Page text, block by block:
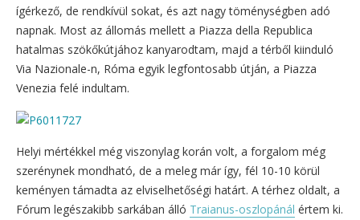
ígérkező, de rendkívül sokat, és azt nagy töménységben adó
napnak. Most az állomás mellett a Piazza della Republica
hatalmas szökőkútjához kanyarodtam, majd a térből kiinduló
Via Nazionale-n, Róma egyik legfontosabb útján, a Piazza
Venezia felé indultam.
Helyi mértékkel még viszonylag korán volt, a forgalom még
szerénynek mondható, de a meleg már így, fél 10-10 körül
keményen támadta az elviselhetőségi határt. A térhez oldalt, a
Fórum legészakibb sarkában álló Traianus-oszlopánál értem ki.